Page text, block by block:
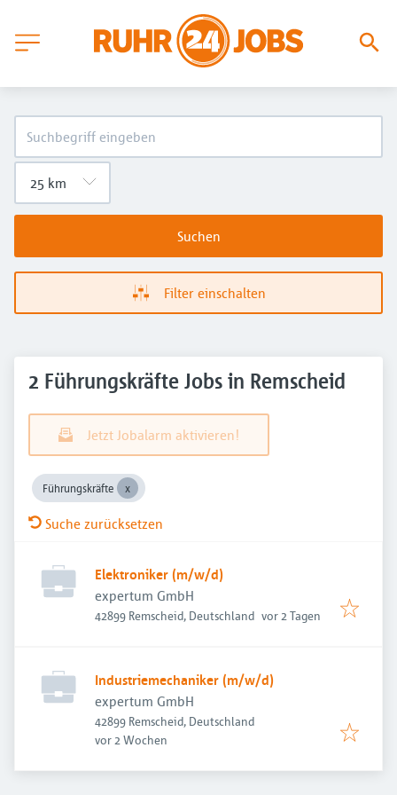
Suchen
Filter einschalten
2 Führungskräfte Jobs in Remscheid
Jetzt Jobalarm aktivieren!
Führungskräfte
Suche zurücksetzen
Elektroniker (m/w/d)
expertum GmbH
42899 Remscheid, Deutschland Veröffentlicht
vor 2 Tagen
Industriemechaniker (m/w/d)
expertum GmbH
42899 Remscheid, Deutschland
Veröffentlicht
vor 2 Wochen